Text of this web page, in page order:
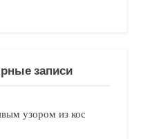
записи
узором из кос